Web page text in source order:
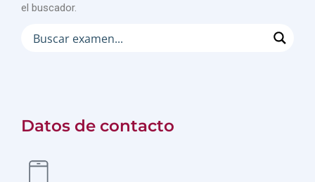
el buscador.
Datos de contacto